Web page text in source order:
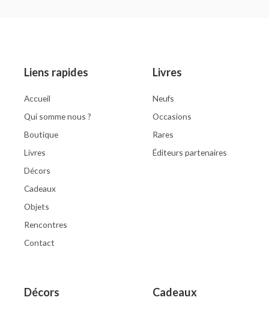
Liens rapides
Accueil
Qui somme nous ?
Boutique
Livres
Décors
Cadeaux
Objets
Rencontres
Contact
Livres
Neufs
Occasions
Rares
Éditeurs partenaires
Décors Cadeaux